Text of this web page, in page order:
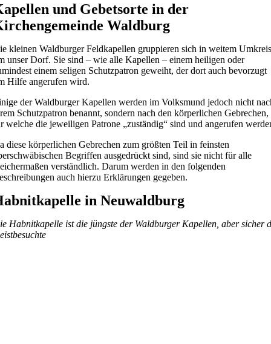
und Gebetsorte in der
Waldburg
kleinen Waldburger Feldkapellen gruppieren sich in weitem Umkreis
unser Dorf. Sie sind – wie alle Kapellen – einem heiligen oder
einem seligen Schutzpatron geweiht, der dort auch bevorzugt
Hilfe angerufen wird.
der Waldburger Kapellen werden im Volksmund jedoch nicht
Schutzpatron benannt, sondern nach den körperlichen Gebrechen,
welche die jeweiligen Patrone „zuständig“ sind und angerufen
diese körperlichen Gebrechen zum größten Teil in feinsten
Begriffen ausgedrückt sind, sind sie nicht für alle
verständlich. Darum werden in den folgenden
auch hierzu Erklärungen gegeben.
in Neuwaldburg
Habnitkapelle ist die jüngste der Waldburger Kapellen, aber sicher